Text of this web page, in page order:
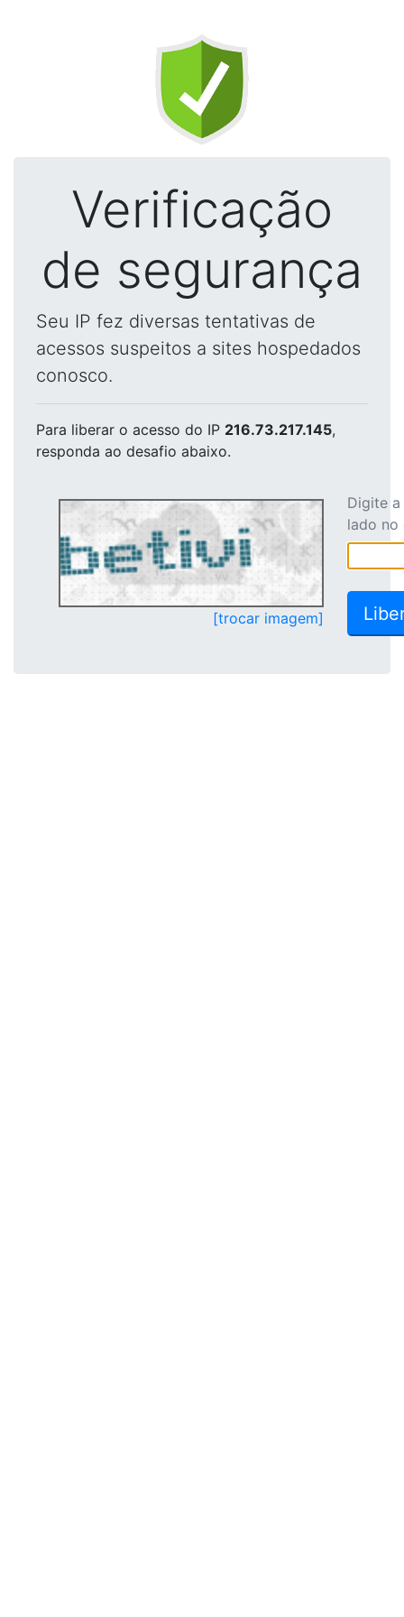
Verificação
de segurança
Seu IP fez diversas tentativas de
acessos suspeitos a sites hospedados
conosco.
Para liberar o acesso do IP 216.73.217.145,
responda ao desafio abaixo.
[trocar imagem]
Digite
lado no